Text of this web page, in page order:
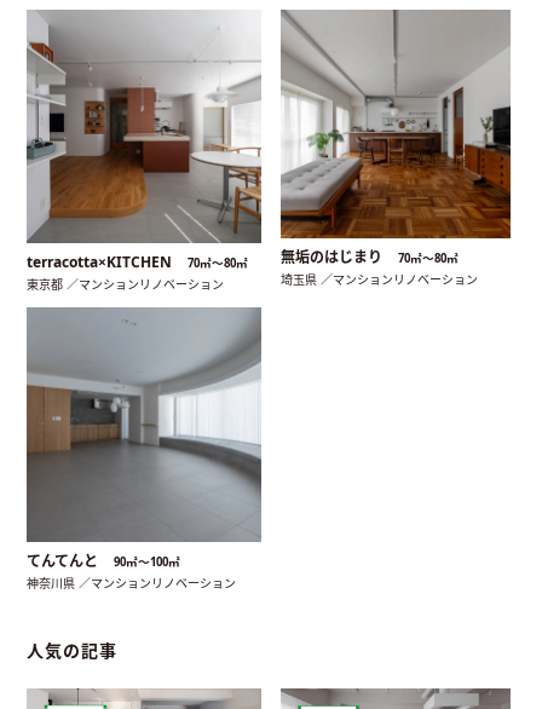
terracotta×KITCHEN 70㎡〜80㎡
東京都 ／マンションリノベーション
無垢のはじまり 70㎡〜80㎡
埼玉県 ／マンションリノベーション
てんてんと 90㎡〜100㎡
神奈川県 ／マンションリノベーション
人気の記事